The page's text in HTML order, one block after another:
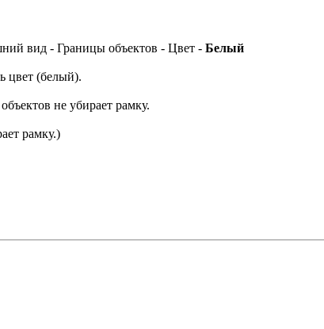
вид - Границы объектов - Цвет - Белый
цвет (белый).
не убирает рамку.
рамку.)